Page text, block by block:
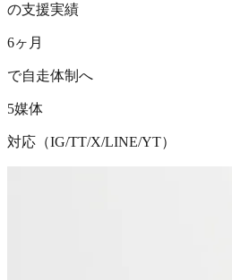
の支援実績
6ヶ月
で自走体制へ
5媒体
対応（IG/TT/X/LINE/YT）